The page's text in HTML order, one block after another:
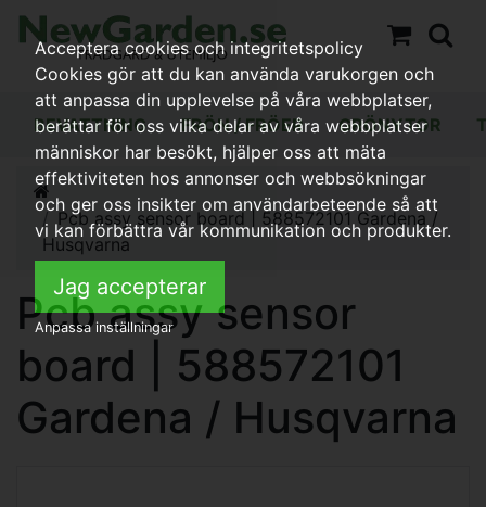
BEVATTNING FRÖN / FRÖER GRÖNYTOR
Pcb assy sensor board | 588572101 Gardena /
Husqvarna
Pcb assy sensor
board | 588572101
Gardena / Husqvarna
Acceptera cookies och integritetspolicy
Cookies gör att du kan använda varukorgen och
att anpassa din upplevelse på våra webbplatser,
berättar för oss vilka delar av våra webbplatser
människor har besökt, hjälper oss att mäta
effektiviteten hos annonser och webbsökningar
och ger oss insikter om användarbeteende så att
vi kan förbättra vår kommunikation och produkter.
Jag accepterar
Anpassa inställningar